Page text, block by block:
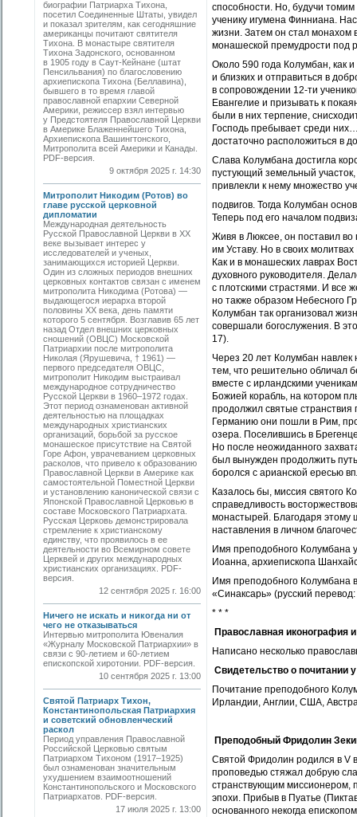
биографии Патриарха Тихона,
посетил Соединенные Штаты, увидел
и показал зрителям, как сегодняшние
американцы почитают святителя
Тихона. В монастыре святителя
Тихона Задонского, основанном
в 1905 году в Саут-Кейнане (штат
Пенсильвания) по благословению
архиепископа Тихона (Беллавина),
бывшего в то время главой
православной епархии Северной
Америки, режиссер взял интервью
у Предстоятеля Православной Церкви
в Америке Блаженнейшего Тихона,
Архиепископа Вашингтонского,
Митрополита всей Америки и Канады.
PDF-версия.
9 октября 2025 г. 14:30
Митрополит Никодим (Ротов) во
главе русской церковной
дипломатии
Международная деятельность
Русской Православной Церкви в ХХ
веке вызывает интерес у
исследователей и ученых,
занимающихся историей Церкви.
Один из сложных периодов внешних
церковных контактов связан с именем
митрополита Никодима (Ротова) —
выдающегося иерарха второй
половины ХХ века, день памяти
которого 5 сентября. Возглавив 65 лет
назад Отдел внешних церковных
сношений (ОВЦС) Московской
Патриархии после митрополита
Николая (Ярушевича, † 1961) —
первого председателя ОВЦС,
митрополит Никодим выстраивал
международное сотрудничество
Русской Церкви в 1960–1972 годах.
Этот период ознаменован активной
деятельностью на площадках
международных христианских
организаций, борьбой за русское
монашеское присутствие на Святой
Горе Афон, уврачеванием церковных
расколов, что привело к образованию
Православной Церкви в Америке как
самостоятельной Поместной Церкви
и установлению канонической связи с
Японской Православной Церковью в
составе Московского Патриархата.
Русская Церковь демонстрировала
стремление к христианскому
единству, что проявилось в ее
деятельности во Всемирном совете
Церквей и других международных
христианских организациях. PDF-
версия.
12 сентября 2025 г. 16:00
Ничего не искать и никогда ни от
чего не отказываться
Интервью митрополита Ювеналия
«Журналу Московской Патриархии» в
связи с 90-летием и 60-летием
епископской хиротонии. PDF-версия.
10 сентября 2025 г. 13:00
Святой Патриарх Тихон,
Константинопольская Патриархия
и советский обновленческий
раскол
Период управления Православной
Российской Церковью святым
Патриархом Тихоном (1917–1925)
был ознаменован значительным
ухудшением взаимоотношений
Константинопольского и Московского
Патриархатов. PDF-версия.
17 июля 2025 г. 13:00
способности. Но, будучи
ученику игумена Фин­ниана.
жизни. Затем он стал монахом
монашеской премудрости под
Около 590 года Колумбан, как
и близких и отправиться в
в сопровождении 12-ти
Евангелие и призывать к
были в них терпение,
Господь пребывает среди
достаточно расположиться в
Слава Колумбана достигла
пустующий земельный
привлекли к нему множество
подвигов. Тогда Колумбан
Теперь под его началом
Живя в Люксее, он поставил
им Уставу. Но в своих
Как и в монашеских лаврах
духовного руководителя.
с плотскими страстями. И все
но также образом Небесного
Колумбан так организовал
совершали богослужения. В
17).
Через 20 лет Колумбан навлек
тем, что решительно обличал
вместе с ирландскими
Божией корабль, на котором
продолжил святые странствия
Германию они пошли в Рим,
озера. Поселившись в
Но после неожиданного
был вынужден продолжить
боролся с арианской ересью
Казалось бы, миссия святого
справедливость
монастырей. Благодаря этому
наставления в личном
Имя преподобного Колумбана
Иоанна, архиепископа
Имя преподобного Колумбана
«Синаксарь» (русский
* * *
Православная иконография
Написано несколько
Свидетельство о почитании
Почитание преподобного
Ирландии, Англии, США,
Преподобный Фридолин
Святой Фридолин родился в V
проповедью стяжал добрую
странствующим миссионером,
эпохи. Прибыв в Пуатье
основанного некогда